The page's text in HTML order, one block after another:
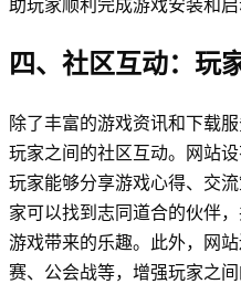
四、社区互动：玩
除了丰富的游戏资讯和下载服
玩家之间的社区互动。网站
玩家能够分享游戏心得、交
家可以找到志同道合的伙伴
游戏带来的乐趣。此外，网
赛、公会战等，增强玩家之间